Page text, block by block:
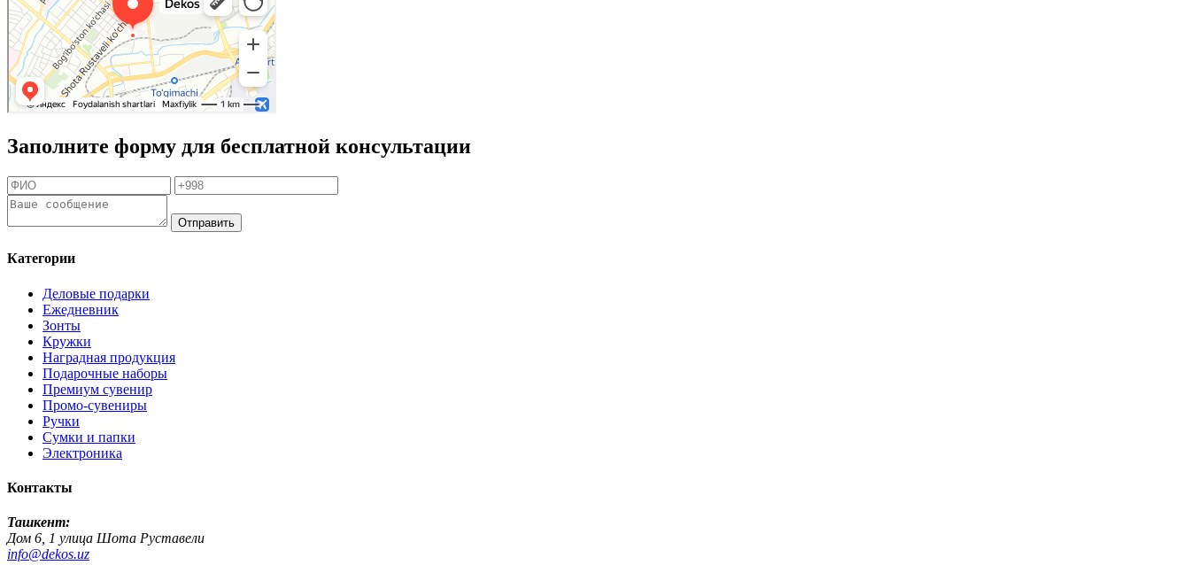
Заполните форму для бесплатной консультации
Отправить
Категории
Деловые подарки
Ежедневник
Зонты
Кружки
Наградная продукция
Подарочные наборы
Премиум сувенир
Промо-сувениры
Ручки
Сумки и папки
Электроника
Контакты
Ташкент:
Дом 6, 1 улица Шота Руставели
info@dekos.uz